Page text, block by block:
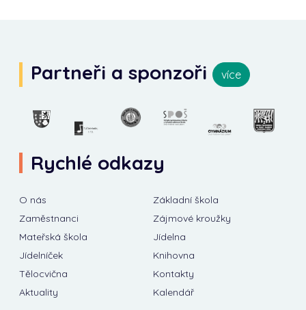
Partneři a sponzoři více
Rychlé odkazy
O nás
Základní škola
Zaměstnanci
Zájmové kroužky
Mateřská škola
Jídelna
Jídelníček
Knihovna
Tělocvična
Kontakty
Aktuality
Kalendář